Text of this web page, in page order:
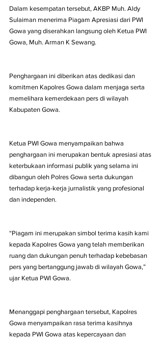
Dalam kesempatan tersebut, AKBP Muh. Aldy
Sulaiman menerima Piagam Apresiasi dari PWI
Gowa yang diserahkan langsung oleh Ketua PWI
Gowa, Muh. Arman K Sewang.
Penghargaan ini diberikan atas dedikasi dan
komitmen Kapolres Gowa dalam menjaga serta
memelihara kemerdekaan pers di wilayah
Kabupaten Gowa.
Ketua PWI Gowa menyampaikan bahwa
penghargaan ini merupakan bentuk apresiasi atas
keterbukaan informasi publik yang selama ini
dibangun oleh Polres Gowa serta dukungan
terhadap kerja-kerja jurnalistik yang profesional
dan independen.
“Piagam ini merupakan simbol terima kasih kami
kepada Kapolres Gowa yang telah memberikan
ruang dan dukungan penuh terhadap kebebasan
pers yang bertanggung jawab di wilayah Gowa,”
ujar Ketua PWI Gowa.
Menanggapi penghargaan tersebut, Kapolres
Gowa menyampaikan rasa terima kasihnya
kepada PWI Gowa atas kepercayaan dan